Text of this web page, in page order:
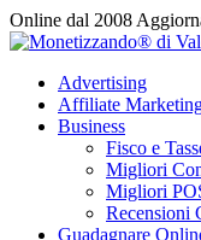
Vai
al
Online dal 2008
Advertising
Affiliate
Business
Fisco e
Migliori
Migliori
Recensioni
Guadagnare